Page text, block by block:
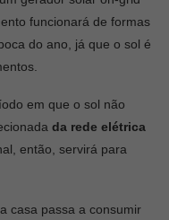
funcionará de formas
do ano, já que o sol é
em que o sol não
da rede elétrica
então, servirá para
casa passa a consumir